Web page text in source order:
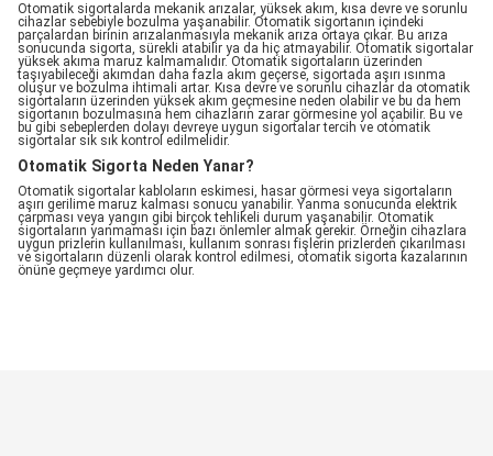
Otomatik sigortalarda mekanik arızalar, yüksek akım, kısa devre ve sorunlu
cihazlar sebebiyle bozulma yaşanabilir. Otomatik sigortanın içindeki
parçalardan birinin arızalanmasıyla mekanik arıza ortaya çıkar. Bu arıza
sonucunda sigorta, sürekli atabilir ya da hiç atmayabilir. Otomatik sigortalar
yüksek akıma maruz kalmamalıdır. Otomatik sigortaların üzerinden
taşıyabileceği akımdan daha fazla akım geçerse, sigortada aşırı ısınma
oluşur ve bozulma ihtimali artar. Kısa devre ve sorunlu cihazlar da otomatik
sigortaların üzerinden yüksek akım geçmesine neden olabilir ve bu da hem
sigortanın bozulmasına hem cihazların zarar görmesine yol açabilir. Bu ve
bu gibi sebeplerden dolayı devreye uygun sigortalar tercih ve otomatik
sigortalar sık sık kontrol edilmelidir.
Otomatik Sigorta Neden Yanar?
Otomatik sigortalar kabloların eskimesi, hasar görmesi veya sigortaların
aşırı gerilime maruz kalması sonucu yanabilir. Yanma sonucunda elektrik
çarpması veya yangın gibi birçok tehlikeli durum yaşanabilir. Otomatik
sigortaların yanmaması için bazı önlemler almak gerekir. Örneğin cihazlara
uygun prizlerin kullanılması, kullanım sonrası fişlerin prizlerden çıkarılması
ve sigortaların düzenli olarak kontrol edilmesi, otomatik sigorta kazalarının
önüne geçmeye yardımcı olur.